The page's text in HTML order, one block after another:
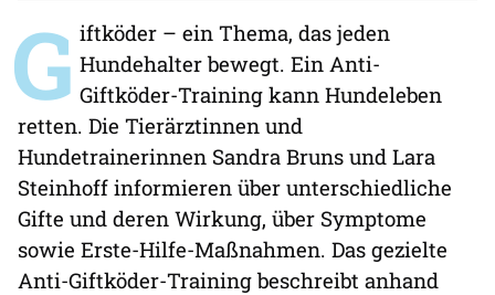
G iftköder – ein Thema, das jeden
Hundehalter bewegt. Ein Anti-
Giftköder-Training kann Hundeleben
retten. Die Tierärztinnen und
Hundetrainerinnen Sandra Bruns und Lara
Steinhoff informieren über unterschiedliche
Gifte und deren Wirkung, über Symptome
sowie Erste-Hilfe-Maßnahmen. Das gezielte
Anti-Giftköder-Training beschreibt anhand